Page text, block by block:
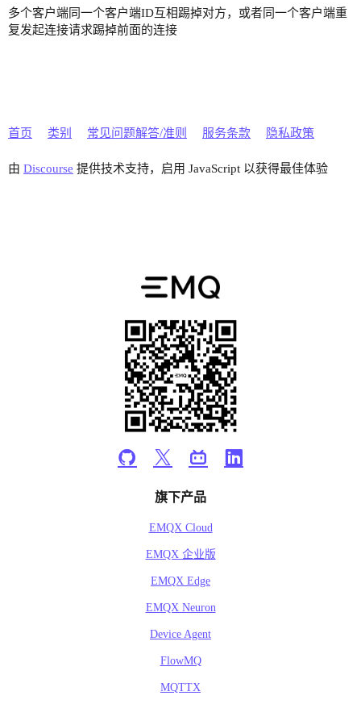
多个客户端同一个客户端ID互相踢掉对方，或者同一个客户端重
复发起连接请求踢掉前面的连接
首页 类别 常见问题解答/准则 服务条款 隐私政策
由 Discourse 提供技术支持，启用 JavaScript 以获得最佳体验
旗下产品
EMQX Cloud
EMQX 企业版
EMQX Edge
EMQX Neuron
Device Agent
FlowMQ
MQTTX